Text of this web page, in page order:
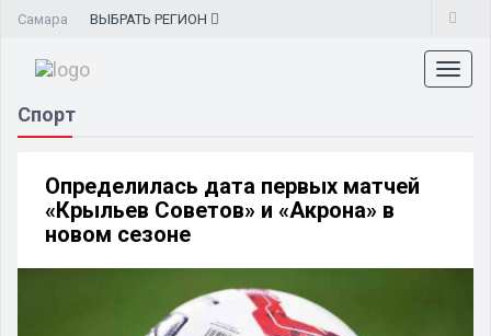
Самара ВЫБРАТЬ РЕГИОН
Спорт
Определилась дата первых матчей
«Крыльев Советов» и «Акрона» в
новом сезоне